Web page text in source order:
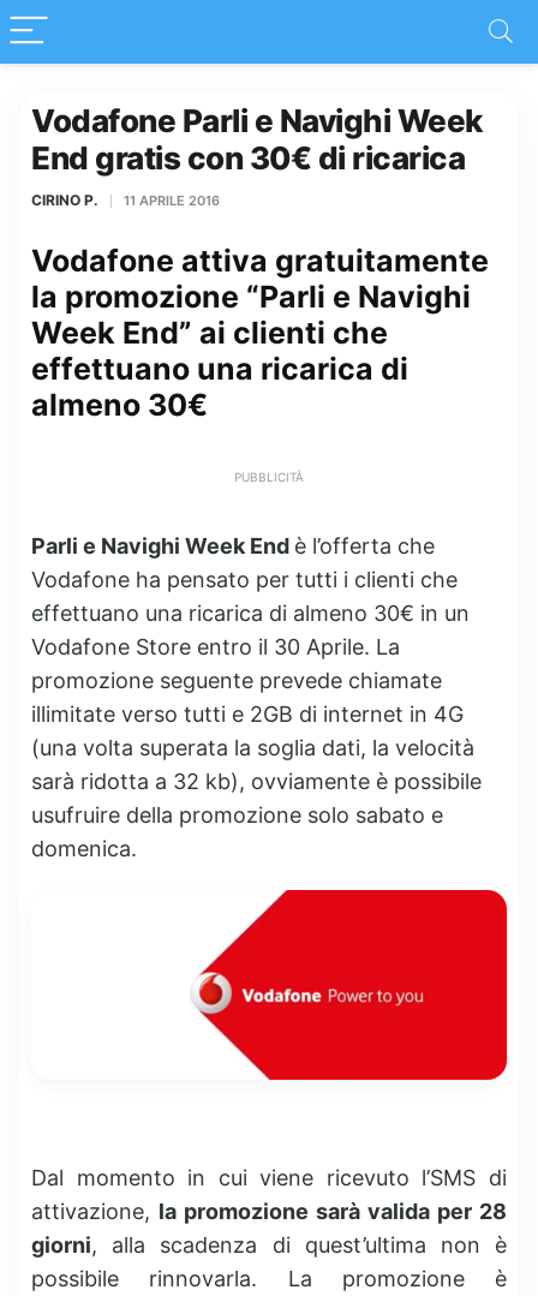
Vodafone Parli e Navighi Week
End gratis con 30€ di ricarica
CIRINO P. 11 APRILE 2016
Vodafone attiva gratuitamente
la promozione “Parli e Navighi
Week End” ai clienti che
effettuano una ricarica di
almeno 30€
PUBBLICITÀ
Parli e Navighi Week End è l’offerta che
Vodafone ha pensato per tutti i clienti che
effettuano una ricarica di almeno 30€ in un
Vodafone Store entro il 30 Aprile. La
promozione seguente prevede chiamate
illimitate verso tutti e 2GB di internet in 4G
(una volta superata la soglia dati, la velocità
sarà ridotta a 32 kb), ovviamente è possibile
usufruire della promozione solo sabato e
domenica.
Dal momento in cui viene ricevuto l’SMS di
attivazione, la promozione sarà valida per 28
giorni, alla scadenza di quest’ultima non è
possibile rinnovarla. La promozione è